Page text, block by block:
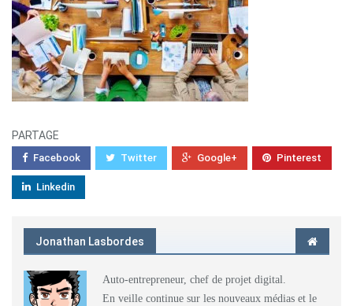
PARTAGE
Facebook Twitter Google+ Pinterest
Linkedin
Jonathan Lasbordes
Auto-entrepreneur, chef de projet digital.
En veille continue sur les nouveaux médias et le